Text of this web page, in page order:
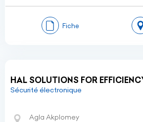
Fiche
HAL SOLUTIONS FOR
Sécurité électronique
Agla Akplomey